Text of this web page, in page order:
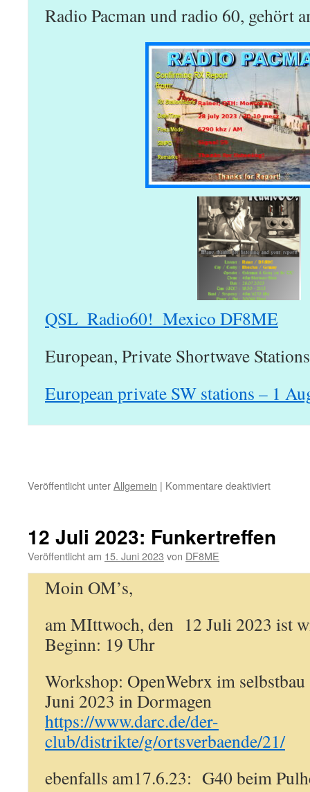
Radio Pacman und radio 60, gehört
QSL_Radio60!_Mexico DF8ME
European, Private Shortwave Stations
European private SW stations – 1
Veröffentlicht unterAllgemein | Kommentare deaktiviertfür
2023
12 Juli 2023: Funkertreffen
Veröffentlicht am 15. Juni 2023 von DF8ME
Moin OM’s,
am MIttwoch, den 12 Juli 2023 ist
Beginn: 19 Uhr
Workshop: OpenWebrx im selbstbau
Juni 2023 in Dormagen
https://www.darc.de/der-
club/distrikte/g/ortsverbaende/21/
ebenfalls am17.6.23: G40 beim